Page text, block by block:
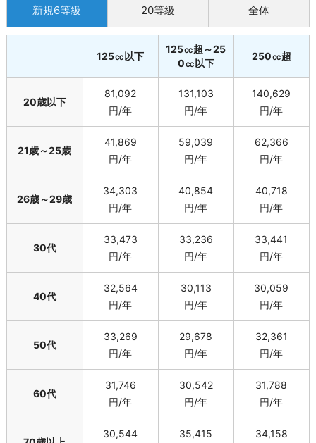
新規6等級
125㏄以下
125㏄超～25
0㏄以下
250㏄超
20歳以下
81,092
円/年
131,103
円/年
140,629
円/年
21歳～25歳
41,869
円/年
59,039
円/年
62,366
円/年
26歳～29歳
34,303
円/年
40,854
円/年
40,718
円/年
30代
33,473
円/年
33,236
円/年
33,441
円/年
40代
32,564
円/年
30,113
円/年
30,059
円/年
50代
33,269
円/年
29,678
円/年
32,361
円/年
60代
31,746
円/年
30,542
円/年
31,788
円/年
30,544 35,415 34,158
20等級 全体